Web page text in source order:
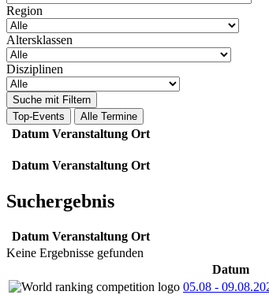
Region
Altersklassen
Disziplinen
Suche mit Filtern
Top-Events
Alle Termine
Datum Veranstaltung Ort
Datum Veranstaltung Ort
Suchergebnis
Datum Veranstaltung Ort
Keine Ergebnisse gefunden
Datum
05.08 -